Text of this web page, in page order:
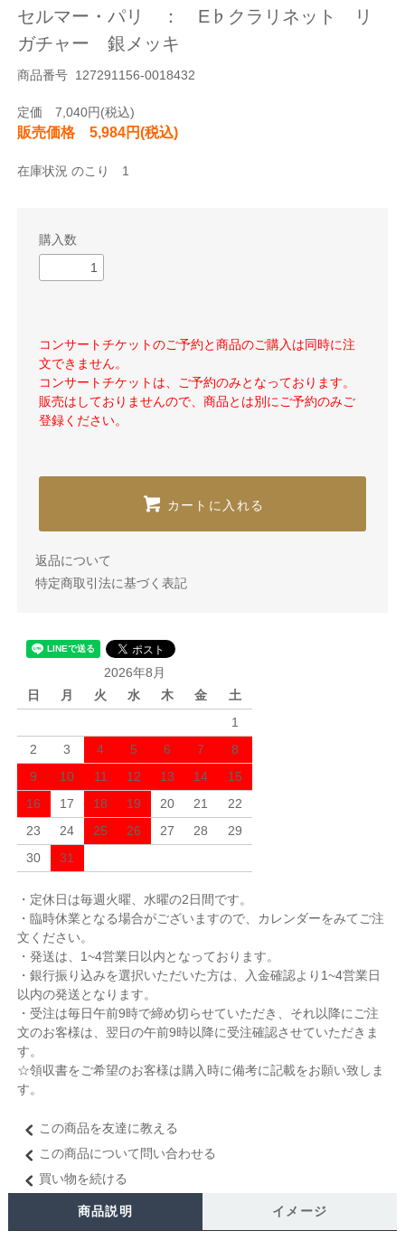
セルマー・パリ ： E♭クラリネット リ
ガチャー 銀メッキ
商品番号 127291156-0018432
定価 7,040円(税込)
販売価格 5,984円(税込)
在庫状況 のこり 1
購入数
コンサートチケットのご予約と商品のご購入は同時に注
文できません。
コンサートチケットは、ご予約のみとなっております。
販売はしておりませんので、商品とは別にご予約のみご
登録ください。
カートに入れる
返品について
特定商取引法に基づく表記
2026年8月
日
月 火 水 木 金
土
1
2
3 4 5 6 7
8
9
10 11 12 13 14
15
16
17 18 19 20 21
22
23
24 25 26 27 28
29
30
31
・定休日は毎週火曜、水曜の2日間です。
・臨時休業となる場合がございますので、カレンダーをみてご注
文ください。
・発送は、1~4営業日以内となっております。
・銀行振り込みを選択いただいた方は、入金確認より1~4営業日
以内の発送となります。
・受注は毎日午前9時で締め切らせていただき、それ以降にご注
文のお客様は、翌日の午前9時以降に受注確認させていただきま
す。
☆領収書をご希望のお客様は購入時に備考に記載をお願い致しま
す。
この商品を友達に教える
この商品について問い合わせる
買い物を続ける
商品説明 イメージ